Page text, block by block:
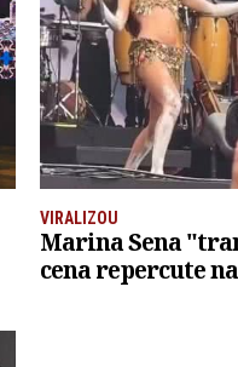
VIRALIZOU
Marina Sena
cena repercute